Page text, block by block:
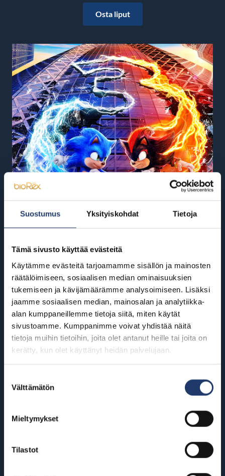
Suostumus Yksityiskohdat Tietoja
Tämä sivusto käyttää evästeitä
Käytämme evästeitä tarjoamamme sisällön ja mainosten
räätälöimiseen, sosiaalisen median ominaisuuksien
tukemiseen ja kävijämäärämme analysoimiseen. Lisäksi
jaamme sosiaalisen median, mainosalan ja analytiikka-
alan kumppaneillemme tietoja siitä, miten käytät
sivustoamme. Kumppanimme voivat yhdistää näitä
tietoja muihin tietoihin, joita olet antanut heille tai joita on
kerätty, kun olet käyttänyt heidän palvelujaan.
valinta
Välttämätön
Mieltymykset
Tilastot
Osta liput
Sonic 3 elokuva